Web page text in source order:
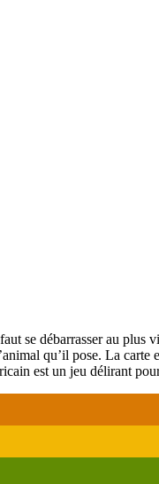
se débarrasser au plus
qu’il pose. La carte
est un jeu délirant